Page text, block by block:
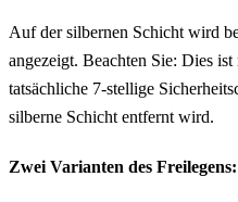
Auf der silbernen Schicht wird
angezeigt. Beachten Sie: Dies
tatsächliche 7-stellige
silberne Schicht entfernt wird.
Zwei Varianten des Freilegens: